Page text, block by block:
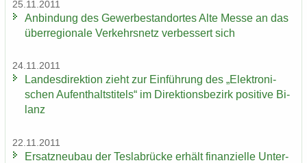
25.11.2011
An­bin­dung des Ge­wer­be­stand­or­tes Alte Messe an das
über­re­gio­na­le Ver­kehrs­netz ver­bes­sert sich
24.11.2011
Lan­des­di­rek­ti­on zieht zur Ein­füh­rung des „Elek­tro­ni­
schen Auf­ent­halts­ti­tels“ im Di­rek­ti­ons­be­zirk po­si­ti­ve Bi­
lanz
22.11.2011
Er­satz­neu­bau der Tes­la­b­rü­cke er­hält fi­nan­zi­el­le Un­ter­